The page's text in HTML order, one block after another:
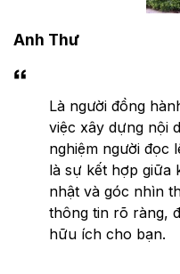
Anh Thư
Là người đồng
việc xây dựng nội
nghiệm người đọc
là sự kết hợp giữa
nhật và góc nhìn
thông tin rõ ràng,
hữu ích cho bạn.